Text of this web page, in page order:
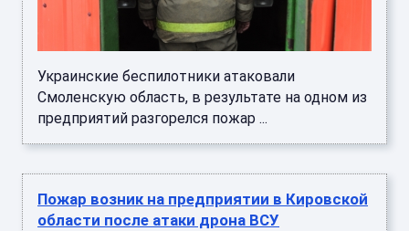
Украинские беспилотники атаковали
Смоленскую область, в результате на одном из
предприятий разгорелся пожар ...
Пожар возник на предприятии в Кировской
области после атаки дрона ВСУ